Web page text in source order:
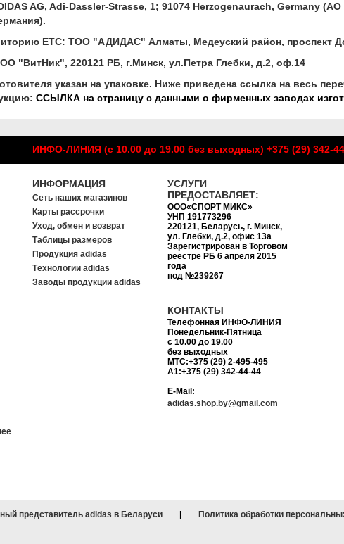
AG, Adi-Dassler-Strasse, 1; 91074 Herzogenaurach, Germany
ЕТС: ТОО "АДИДАС" Алматы, Медеуский район, проспект
"ВитНик", 220121 РБ, г.Минск, ул.Петра Глебки, д.2, оф.14
указан на упаковке. Ниже приведена ссылка на весь
ССЫЛКА на страницу с данными о фирменных заводах
ИНФО-ЛИНИЯ (с 10.00 до 19.00 без выходных) +375 (29) 342-
ИНФОРМАЦИЯ
Сеть наших магазинов
Карты рассрочки
Уход, обмен и возврат
Таблицы размеров
Продукция adidas
Tехнологии adidas
Заводы продукции adidas
УСЛУГИ
ПРЕДОСТАВЛЯЕТ:
ООО«СПОРТ МИКС»
УНП 191773296
220121, Беларусь, г. Минск,
ул. Глебки, д.2, офис 13а
Зарегистрирован в Торговом
реестре РБ 6 апреля 2015
года
под №239267
КОНТАКТЫ
Телефонная ИНФО-ЛИНИЯ
Понедельник-Пятница
с 10.00 до 19.00
без выходных
MTC:+375 (29) 2-495-495
A1:+375 (29) 342-44-44
E-Mail:
adidas.shop.by@gmail.com
представитель adidas в Беларуси Политика обработки